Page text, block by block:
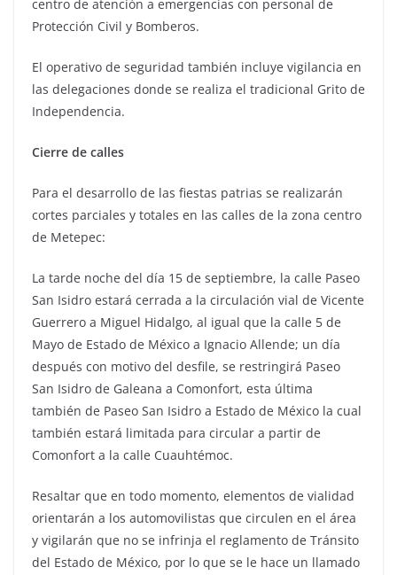
centro de atención a emergencias con personal de
Protección Civil y Bomberos.
El operativo de seguridad también incluye vigilancia en
las delegaciones donde se realiza el tradicional Grito de
Independencia.
Cierre de calles
Para el desarrollo de las fiestas patrias se realizarán
cortes parciales y totales en las calles de la zona centro
de Metepec:
La tarde noche del día 15 de septiembre, la calle Paseo
San Isidro estará cerrada a la circulación vial de Vicente
Guerrero a Miguel Hidalgo, al igual que la calle 5 de
Mayo de Estado de México a Ignacio Allende; un día
después con motivo del desfile, se restringirá Paseo
San Isidro de Galeana a Comonfort, esta última
también de Paseo San Isidro a Estado de México la cual
también estará limitada para circular a partir de
Comonfort a la calle Cuauhtémoc.
Resaltar que en todo momento, elementos de vialidad
orientarán a los automovilistas que circulen en el área
y vigilarán que no se infrinja el reglamento de Tránsito
del Estado de México, por lo que se le hace un llamado